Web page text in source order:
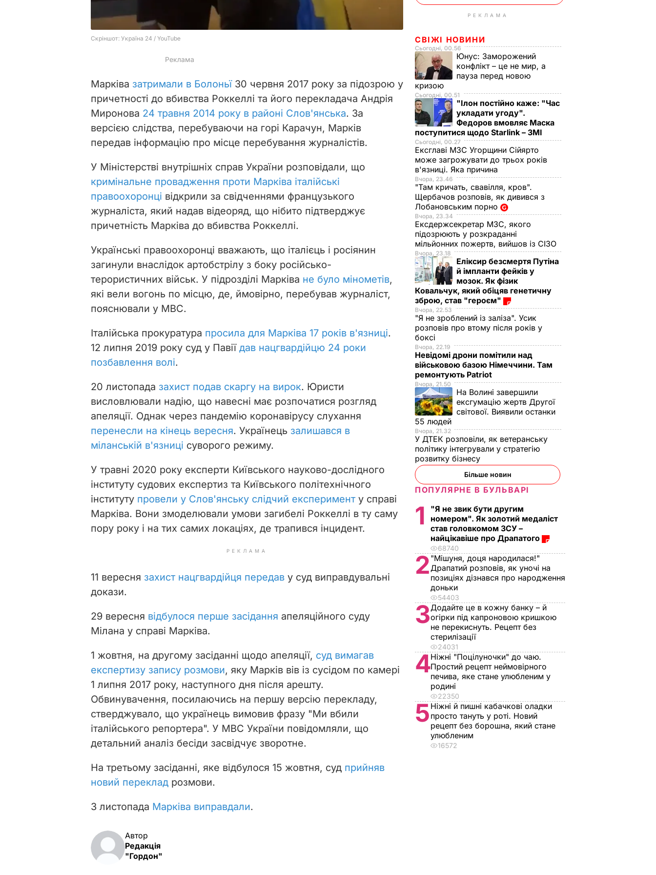
Марківа затримали в Болоньї30 червня 2017 року за підозрою у
причетності до вбивства Роккеллі та його перекладача Андрія
Миронова 24 травня 2014 року в районі Слов'янська. За
версією слідства, перебуваючи на горі Карачун, Марків
передав інформацію про місце перебування журналістів.
У Міністерстві внутрішніх справ України розповідали, що
кримінальне провадження проти Марківа італійські
правоохоронці відкрили за свідченнями французького
журналіста, який надав відеоряд, що нібито підтверджує
причетність Марківа до вбивства Роккеллі.
Українські правоохоронці вважають, що італієць і росіянин
загинули внаслідок артобстрілу з боку російсько-
терористичних військ. У підрозділі Марківа не було мінометів,
які вели вогонь по місцю, де, ймовірно, перебував журналіст,
пояснювали у МВС.
Італійська прокуратура просила для Марківа 17 років в'язниці.
12 липня 2019 року суд у Павії дав нацгвардійцю 24 роки
позбавлення волі.
20 листопада захист подав скаргу на вирок. Юристи
висловлювали надію, що навесні має розпочатися розгляд
апеляції. Однак через пандемію коронавірусу слухання
перенесли на кінець вересня. Українець залишався в
міланській в'язниці суворого режиму.
У травні 2020 року експерти Київського науково-дослідного
інституту судових експертиз та Київського політехнічного
інституту провели у Слов'янську слідчий експерименту справі
Марківа. Вони змоделювали умови загибелі Роккеллі в ту саму
пору року і на тих самих локаціях, де трапився інцидент.
РЕКЛАМА
11 вересня захист нацгвардійця передав у суд виправдувальні
докази.
29 вересня відбулося перше засідання апеляційного суду
Мілана у справі Марківа.
1 жовтня, на другому засіданні щодо апеляції, суд вимагав
експертизу запису розмови, яку Марків вів із сусідом по камері
1 липня 2017 року, наступного дня після арешту.
Обвинувачення, посилаючись на першу версію перекладу,
стверджувало, що українець вимовив фразу "Ми вбили
італійського репортера". У МВС України повідомляли, що
детальний аналіз бесіди засвідчує зворотне.
На третьому засіданні, яке відбулося 15 жовтня, суд прийняв
новий переклад розмови.
3 листопада Марківа виправдали.
Автор
Редакція
"Гордон"
РЕКЛАМА
СВІЖІ НОВИНИ
Сьогодні, 00.56
Юнус: Заморожений
конфлікт – це не мир, а
пауза перед новою
кризою
Сьогодні, 00.51
"Ілон постійно каже: "Час
укладати угоду".
Федоров вмовляє Маска
поступитися щодо Starlink – ЗМІ
Сьогодні, 00.27
Ексглаві МЗС Угорщини Сійярто
може загрожувати до трьох років
в'язниці. Яка причина
Вчора, 23.46
"Там кричать, свавілля, кров".
Щербачов розповів, як дивився з
Лобановським порно
Вчора, 23.34
Ексдержсекретар МЗС, якого
підозрюють у розкраданні
мільйонних пожертв, вийшов із СІЗО
Вчора, 23.18
Еліксир безсмертя Путіна
й імпланти фейків у
мозок. Як фізик
Ковальчук, який обіцяв генетичну
зброю, став "героєм"
Вчора, 22.53
"Я не зроблений із заліза". Усик
розповів про втому після років у
боксі
Вчора, 22.19
Невідомі дрони помітили над
військовою базою Німеччини. Там
ремонтують Patriot
Вчора, 21.50
На Волині завершили
ексгумацію жертв Другої
світової. Виявили останки
55 людей
Вчора, 21.32
У ДТЕК розповіли, як ветеранську
політику інтегрували у стратегію
розвитку бізнесу
Більше новин
ПОПУЛЯРНЕ В БУЛЬВАРІ
1
"Я не звик бути другим
номером". Як золотий медаліст
став головкомом ЗСУ –
найцікавіше про Драпатого
68740
2 "Мішуня, доця народилася!"
Драпатий розповів, як уночі на
позиціях дізнався про народження
доньки
54403
3Додайте це в кожну банку – й
огірки під капроновою кришкою
не перекиснуть. Рецепт без
стерилізації
24031
4Ніжні "Поцілуночки" до чаю.
Простий рецепт неймовірного
печива, яке стане улюбленим у
родині
22350
5 Ніжні й пишні кабачкові оладки
просто тануть у роті. Новий
рецепт без борошна, який стане
улюбленим
16572